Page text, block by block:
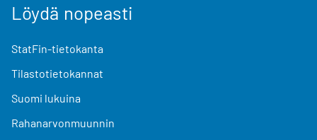
Löydä nopeasti
StatFin-tietokanta
Tilastotietokannat
Suomi lukuina
Rahanarvonmuunnin